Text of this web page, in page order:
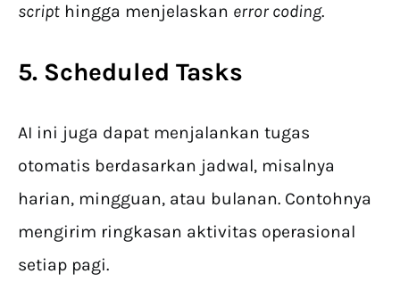
script hingga menjelaskan error coding.
5. Scheduled Tasks
AI ini juga dapat menjalankan tugas
otomatis berdasarkan jadwal, misalnya
harian, mingguan, atau bulanan. Contohnya
mengirim ringkasan aktivitas operasional
setiap pagi.